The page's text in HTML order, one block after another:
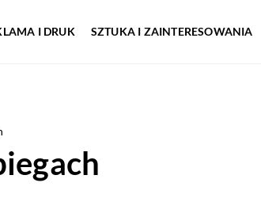
I DRUK SZTUKA I ZAINTERESOWANIA